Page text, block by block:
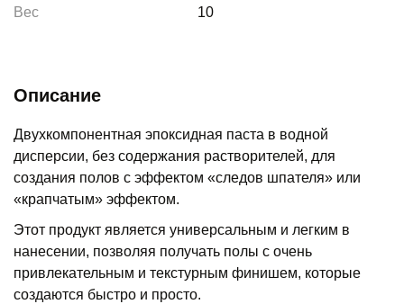
Вес 10
Описание
Двухкомпонентная эпоксидная паста в водной
дисперсии, без содержания растворителей, для
создания полов с эффектом «следов шпателя» или
«крапчатым» эффектом.
Этот продукт является универсальным и легким в
нанесении, позволяя получать полы с очень
привлекательным и текстурным финишем, которые
создаются быстро и просто.